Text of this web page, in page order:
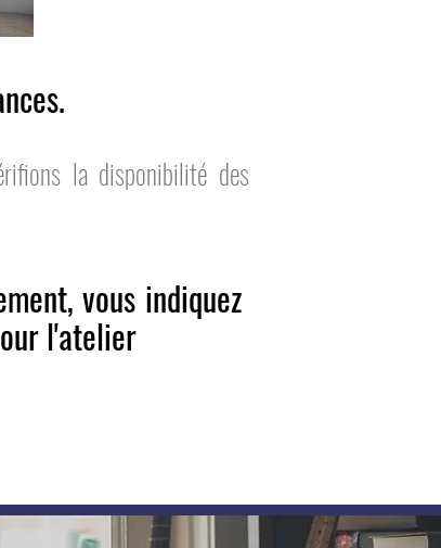
rifions la disponibilité des
vous indiquez
l'atelier